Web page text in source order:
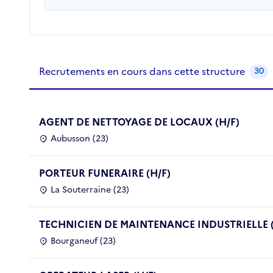
Recrutements de la structure
Recrutements en cours dans cette structure 30
AGENT DE NETTOYAGE DE LOCAUX (H/F)
Aubusson (23)
PORTEUR FUNERAIRE (H/F)
La Souterraine (23)
TECHNICIEN DE MAINTENANCE INDUSTRIELLE
Bourganeuf (23)